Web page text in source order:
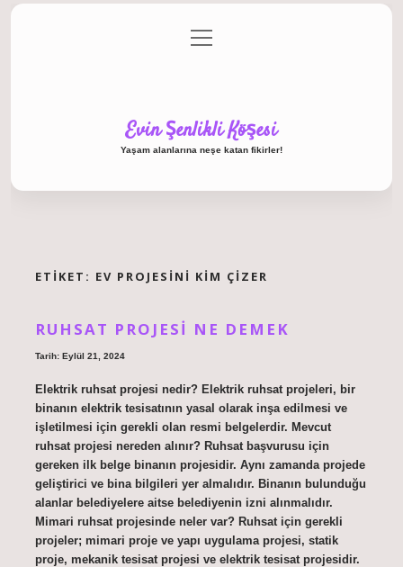
Gizlilik Politikası
menüyü
aç
Evin Şenlikli Köşesi
Yaşam alanlarına neşe katan fikirler!
ETIKET: EV PROJESINI KIM ÇIZER
RUHSAT PROJESI NE DEMEK
Tarih: Eylül 21, 2024
Elektrik ruhsat projesi nedir? Elektrik ruhsat projeleri, bir
binanın elektrik tesisatının yasal olarak inşa edilmesi ve
işletilmesi için gerekli olan resmi belgelerdir. Mevcut
ruhsat projesi nereden alınır? Ruhsat başvurusu için
gereken ilk belge binanın projesidir. Aynı zamanda projede
geliştirici ve bina bilgileri yer almalıdır. Binanın bulunduğu
alanlar belediyelere aitse belediyenin izni alınmalıdır.
Mimari ruhsat projesinde neler var? Ruhsat için gerekli
projeler; mimari proje ve yapı uygulama projesi, statik
proje, mekanik tesisat projesi ve elektrik tesisat projesidir.